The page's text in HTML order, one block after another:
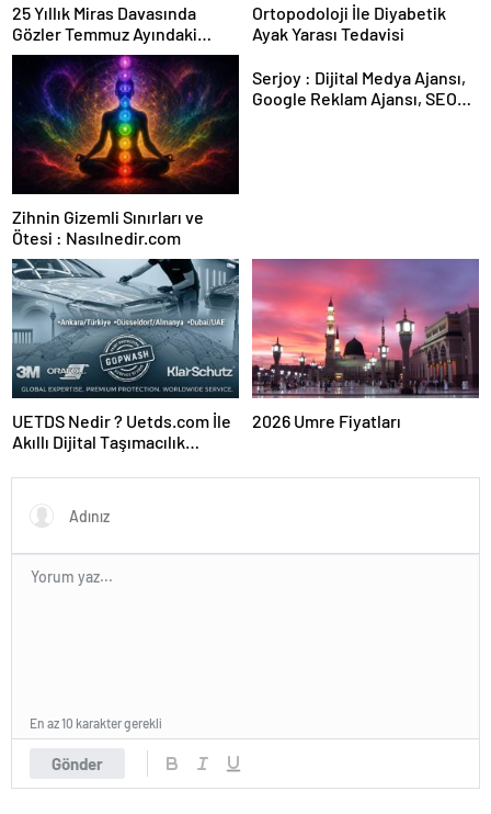
25 Yıllık Miras Davasında
Gözler Temmuz Ayındaki
Karar Duruşmasına Çevrildi
Ortopodoloji İle Diyabetik
Ayak Yarası Tedavisi
Zihnin Gizemli Sınırları ve
Ötesi : Nasılnedir.com
Serjoy : Dijital Medya Ajansı,
Google Reklam Ajansı, SEO
UETDS Nedir ? Uetds.com İle
Akıllı Dijital Taşımacılık
2026 Umre Fiyatları
Gönder
En az 10 karakter gerekli